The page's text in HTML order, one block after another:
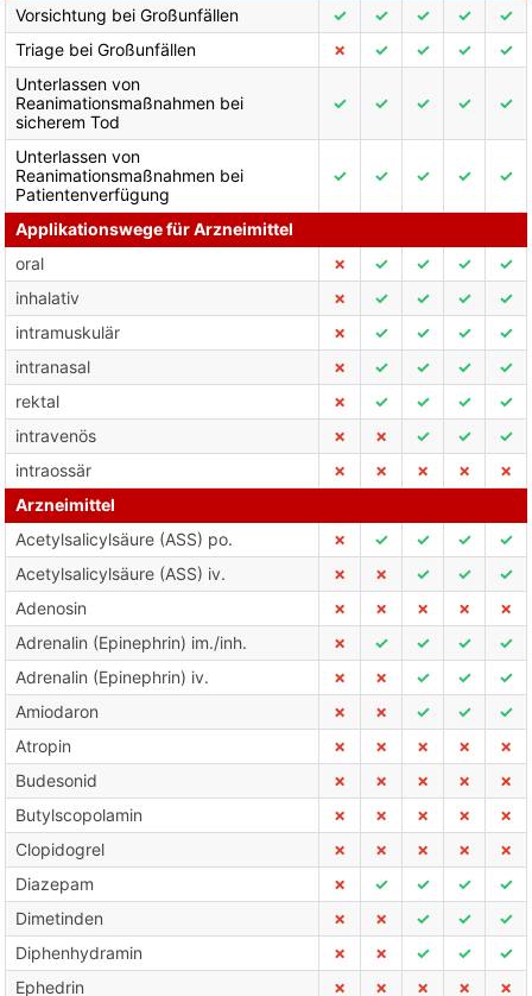
Vorsichtung bei Großunfällen
✓ ✓ ✓ ✓
✓
Triage bei Großunfällen
✗ ✓ ✓ ✓
✓
Unterlassen von
Reanimationsmaßnahmen bei
sicherem Tod
✓ ✓ ✓ ✓ ✓
Unterlassen von
Reanimationsmaßnahmen bei
Patientenverfügung
✓ ✓ ✓ ✓ ✓
Applikationswege für Arzneimittel
oral
✗ ✓ ✓ ✓
✓
inhalativ
✗ ✓ ✓ ✓
✓
intramuskulär
✗ ✓ ✓ ✓
✓
intranasal
✗ ✓ ✓ ✓
✓
rektal
✗ ✓ ✓ ✓
✓
intravenös
✗ ✗ ✓ ✓
✓
intraossär
✗ ✗ ✗ ✗
✗
Arzneimittel
Acetylsalicylsäure (ASS) po.
✗ ✓ ✓ ✓
✓
Acetylsalicylsäure (ASS) iv.
✗ ✗ ✓ ✓
✓
Adenosin
✗ ✗ ✗ ✗
✗
Adrenalin (Epinephrin) im./inh.
✗ ✓ ✓ ✓
✓
Adrenalin (Epinephrin) iv.
✗ ✗ ✓ ✓
✓
Amiodaron
✗ ✗ ✓ ✓
✓
Atropin
✗ ✗ ✗ ✗
✗
Budesonid
✗ ✗ ✗ ✗
✗
Butylscopolamin
✗ ✗ ✗ ✗
✗
Clopidogrel
✗ ✗ ✗ ✗
✗
Diazepam
✗ ✓ ✓ ✓
✓
Dimetinden
✗ ✗ ✓ ✓
✓
Diphenhydramin
✗ ✗ ✓ ✓
✓
Ephedrin
✗ ✗ ✗ ✗
✗